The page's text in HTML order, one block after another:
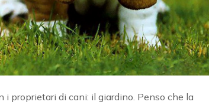
proprietari di cani: il giardino. Penso che la